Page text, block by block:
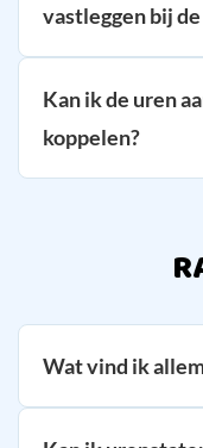
vastleggen bij
Kan ik de uren
koppelen?
Wat vind ik